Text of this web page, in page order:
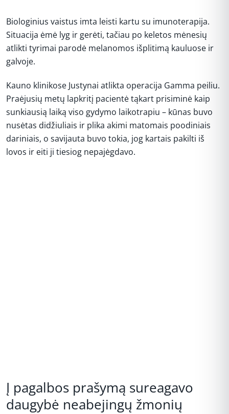
Biologinius vaistus imta leisti kartu su imunoterapija.
Situacija ėmė lyg ir gerėti, tačiau po keletos mėnesių
atlikti tyrimai parodė melanomos išplitimą kauluose ir
galvoje.
Kauno klinikose Justynai atlikta operacija Gamma peiliu.
Praėjusių metų lapkritį pacientė tąkart prisiminė kaip
sunkiausią laiką viso gydymo laikotrapiu – kūnas buvo
nusėtas didžiuliais ir plika akimi matomais poodiniais
dariniais, o savijauta buvo tokia, jog kartais pakilti iš
lovos ir eiti ji tiesiog nepajėgdavo.
Į pagalbos prašymą sureagavo
daugybė neabejingų žmonių